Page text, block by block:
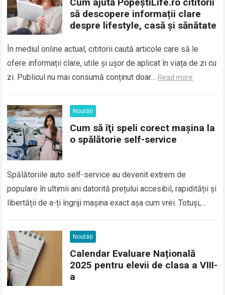
Cum ajută PopeștiLife.ro cititorii
să descopere informații clare
despre lifestyle, casă și sănătate
În mediul online actual, cititorii caută articole care să le
ofere informații clare, utile și ușor de aplicat în viața de zi cu
zi. Publicul nu mai consumă conținut doar… Read more
Noutăți
Cum să îţi speli corect maşina la
o spălătorie self-service
Spălătoriile auto self-service au devenit extrem de
populare în ultimii ani datorită prețului accesibil, rapidității și
libertății de a-ți îngriji mașina exact așa cum vrei. Totuși,
Noutăți
Calendar Evaluare Națională
2025 pentru elevii de clasa a VIII-
a